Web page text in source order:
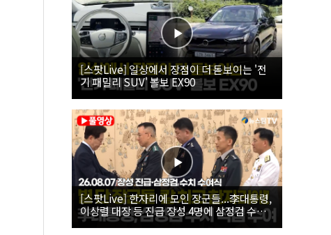
[스팟Live] 일상에서 장점이 더 돋보이는 '전
기 패밀리 SUV' 볼보 EX90
[스팟Live] 한자리에 모인 장군들...李대통령,
이상렬 대장 등 진급 장성 4명에 삼정검 수치
직접 수여｜26.08.07 장성 진급·삼정검 수치